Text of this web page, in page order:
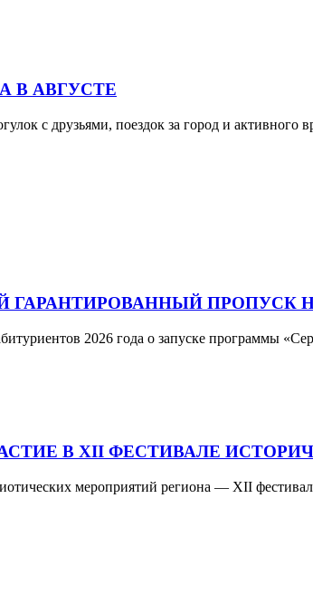
В АВГУСТЕ
с друзьями, поездок за город и
ГАРАНТИРОВАННЫЙ
2026 года о запуске программы
В XII ФЕСТИВАЛЕ
мероприятий региона — XII